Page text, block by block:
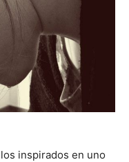
inspirados en uno